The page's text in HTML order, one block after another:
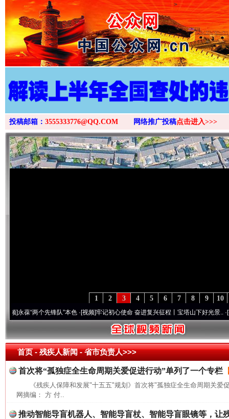
>
投稿邮箱： 3555333776@QQ.COM 网络推广投稿点击进入>>>
10
9
8
7
6
5
4
3
2
1
葆“两个先锋队”本色·[视频]牢记初心使命 奋进复兴征程丨宝塔山下好光景..·[视频]因
首页- 残疾人新闻 -省市负责人>>>
首次将“孤独症全生命周期关爱促进行动”单列了一个专栏
《残疾人保障和发展"十五五"规划》首次将"孤独症全生命周期关爱
网摘编： 方 付..
推动智能导盲机器人、智能导盲杖、智能导盲眼镜等，让